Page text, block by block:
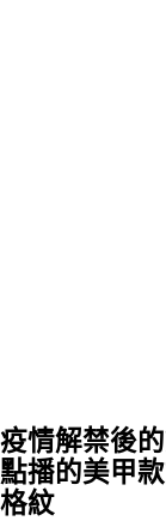
疫情解禁後
點播的美甲
格紋